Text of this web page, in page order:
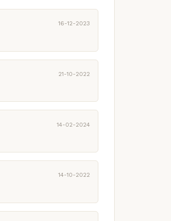
16-12-2023
21-10-2022
14-02-2024
14-10-2022